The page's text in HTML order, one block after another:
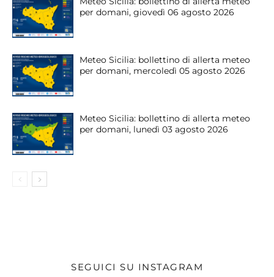
per domani, giovedì 06 agosto 2026
Meteo Sicilia: bollettino di allerta meteo
per domani, mercoledì 05 agosto 2026
Meteo Sicilia: bollettino di allerta meteo
per domani, lunedì 03 agosto 2026
SEGUICI SU INSTAGRAM